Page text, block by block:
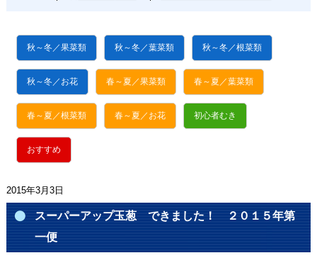
秋～冬／果菜類 秋～冬／葉菜類 秋～冬／根菜類
秋～冬／お花 春～夏／果菜類 春～夏／葉菜類
春～夏／根菜類 春～夏／お花 初心者むき
おすすめ
2015年3月3日
スーパーアップ玉葱 できました！ ２０１５年第
一便